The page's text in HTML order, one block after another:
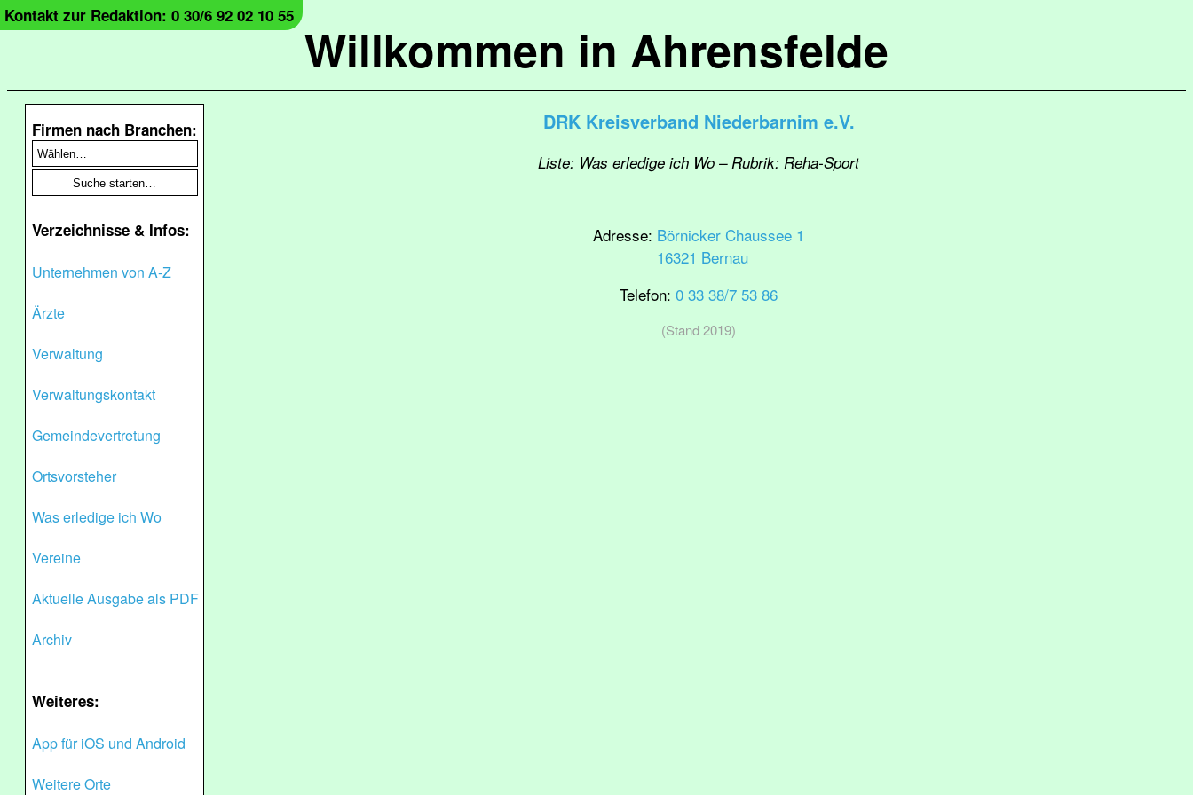
Willkommen in Ahrensfelde
Kontakt zur Redaktion: 0 30/6 92 02 10 55
Firmen nach Branchen:
Verzeichnisse & Infos:
Unternehmen von A-Z
Ärzte
Verwaltung
Verwaltungskontakt
Gemeindevertretung
Ortsvorsteher
Was erledige ich Wo
Vereine
Aktuelle Ausgabe als PDF
Archiv
Weiteres:
App für iOS und Android
Weitere Orte
DRK Kreisverband Niederbarnim e.V.
Liste: Was erledige ich Wo – Rubrik: Reha-Sport
Adresse: Börnicker Chaussee 1
16321 Bernau
Telefon: 0 33 38/7 53 86
(Stand 2019)